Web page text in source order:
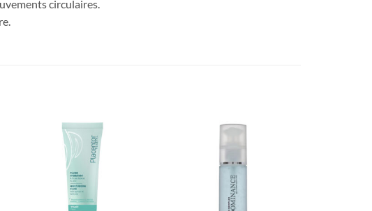
circulaires.